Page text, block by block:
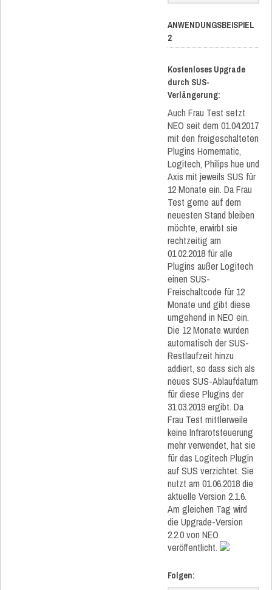
ANWENDUNGSBEISPIEL
2
Kostenloses Upgrade
durch SUS-
Verlängerung:
Auch Frau Test setzt
NEO seit dem 01.04.2017
mit den freigeschalteten
Plugins Homematic,
Logitech, Philips hue und
Axis mit jeweils SUS für
12 Monate ein. Da Frau
Test gerne auf dem
neuesten Stand bleiben
möchte, erwirbt sie
rechtzeitig am
01.02.2018 für alle
Plugins außer Logitech
einen SUS-
Freischaltcode für 12
Monate und gibt diese
umgehend in NEO ein.
Die 12 Monate wurden
automatisch der SUS-
Restlaufzeit hinzu
addiert, so dass sich als
neues SUS-Ablaufdatum
für diese Plugins der
31.03.2019 ergibt. Da
Frau Test mittlerweile
keine Infrarotsteuerung
mehr verwendet, hat sie
für das Logitech Plugin
auf SUS verzichtet. Sie
nutzt am 01.06.2018 die
aktuelle Version 2.1.6.
Am gleichen Tag wird
die Upgrade-Version
2.2.0 von NEO
veröffentlicht.
Folgen: